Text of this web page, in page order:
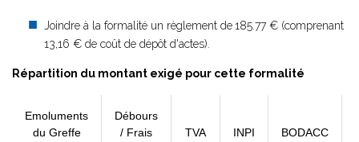
Joindre à la formalité un règlement de185.77 € (comprenant
13,16 € de coût de dépôt d'actes).
Répartition du montant exigé pour cette formalité
Emoluments
du Greffe
Débours
/ Frais
TVA INPI BODACC